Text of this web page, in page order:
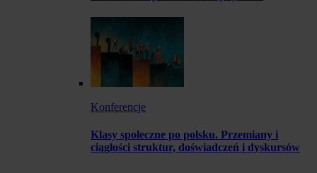
Konferencje
Klasy społeczne po polsku. Przemiany i
ciągłości struktur, doświadczeń i dyskursów